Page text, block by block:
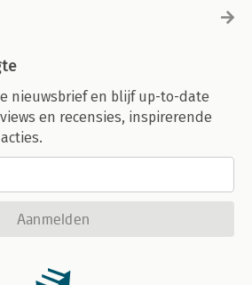
nieuwsbrief en blijf up-to-date
en recensies, inspirerende
Aanmelden